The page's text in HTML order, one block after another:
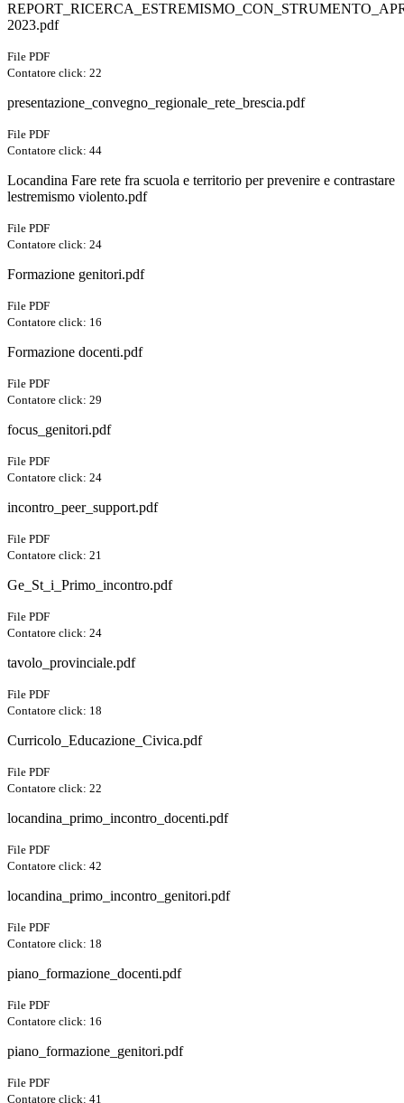
2023.pdf
File PDF
Contatore click: 22
presentazione_convegno_regionale_rete_brescia.pdf
File PDF
Contatore click: 44
Locandina Fare rete fra scuola e territorio per prevenire e contrastare
lestremismo violento.pdf
File PDF
Contatore click: 24
Formazione genitori.pdf
File PDF
Contatore click: 16
Formazione docenti.pdf
File PDF
Contatore click: 29
focus_genitori.pdf
File PDF
Contatore click: 24
incontro_peer_support.pdf
File PDF
Contatore click: 21
Ge_St_i_Primo_incontro.pdf
File PDF
Contatore click: 24
tavolo_provinciale.pdf
File PDF
Contatore click: 18
Curricolo_Educazione_Civica.pdf
File PDF
Contatore click: 22
locandina_primo_incontro_docenti.pdf
File PDF
Contatore click: 42
locandina_primo_incontro_genitori.pdf
File PDF
Contatore click: 18
piano_formazione_docenti.pdf
File PDF
Contatore click: 16
piano_formazione_genitori.pdf
File PDF
Contatore click: 41